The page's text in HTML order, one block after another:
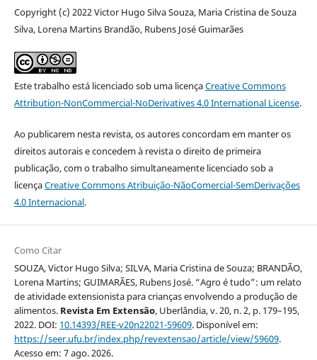
Copyright (c) 2022 Victor Hugo Silva Souza, Maria Cristina de Souza
Silva, Lorena Martins Brandão, Rubens José Guimarães
Este trabalho está licenciado sob uma licençaCreative Commons
Attribution-NonCommercial-NoDerivatives 4.0 International License.
Ao publicarem nesta revista, os autores concordam em manter os
direitos autorais e concedem à revista o direito de primeira
publicação, com o trabalho simultaneamente licenciado sob a
licençaCreative Commons Atribuição-NãoComercial-SemDerivações
4.0 Internacional.
Como Citar
SOUZA, Victor Hugo Silva; SILVA, Maria Cristina de Souza; BRANDÃO,
Lorena Martins; GUIMARÃES, Rubens José. “Agro é tudo”: um relato
de atividade extensionista para crianças envolvendo a produção de
alimentos. Revista Em Extensão, Uberlândia, v. 20, n. 2, p. 179–195,
2022. DOI: 10.14393/REE-v20n22021-59609. Disponível em:
https://seer.ufu.br/index.php/revextensao/article/view/59609.
Acesso em: 7 ago. 2026.